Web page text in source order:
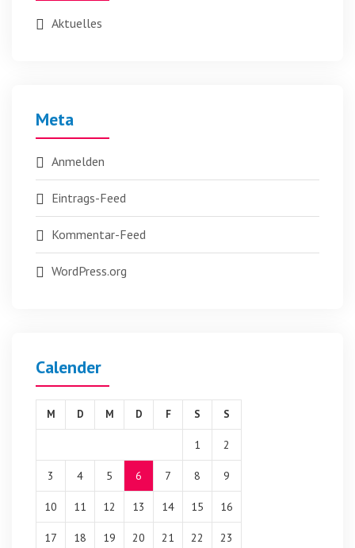
Aktuelles
Meta
Anmelden
Eintrags-Feed
Kommentar-Feed
WordPress.org
Calender
M D M D F S S
1 2
3 4 5 6 7 8 9
10 11 12 13 14 15 16
17 18 19 20 21 22 23